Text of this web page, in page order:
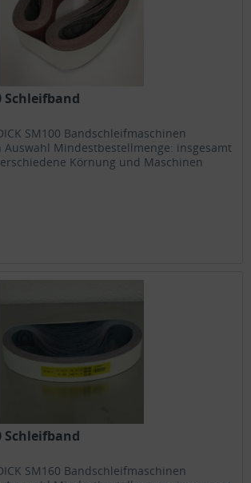
Schleifband
SM100 Bandschleifmaschinen
Auswahl Mindestbestellmenge: insgesamt
Körnung und Maschinen
Schleifband
SM160 Bandschleifmaschinen